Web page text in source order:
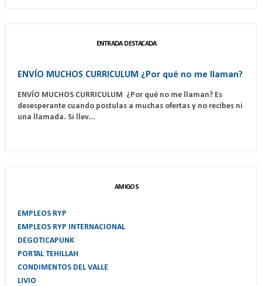
ENTRADA DESTACADA
ENVÍO MUCHOS CURRICULUM ¿Por qué no me llaman?
ENVÍO MUCHOS CURRICULUM ¿Por qué no me llaman? Es
desesperante cuando postulas a muchas ofertas y no recibes ni
una llamada. Si llev...
AMIGOS
EMPLEOS RYP
EMPLEOS RYP INTERNACIONAL
DEGOTICAPUNK
PORTAL TEHILLAH
CONDIMENTOS DEL VALLE
LIVIO